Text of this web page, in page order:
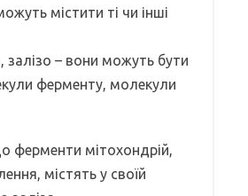
містити ті чи інші
залізо – вони можуть бути
ферменту, молекули
ферменти мітохондрій,
містять у своїй